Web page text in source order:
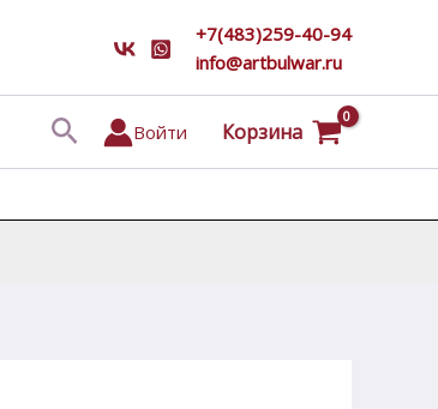
+7(483)259-40-94
info@artbulwar.ru
ПоискВойти Корзина